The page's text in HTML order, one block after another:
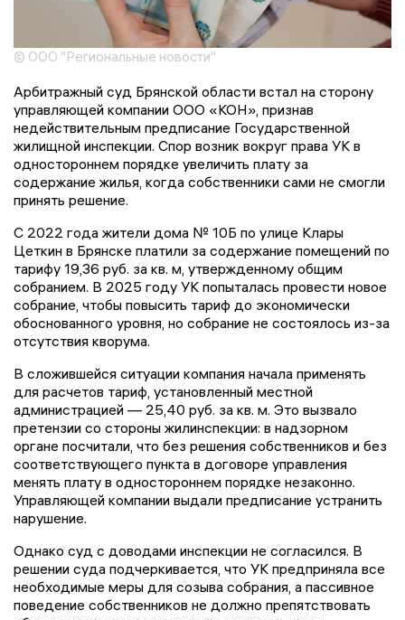
© ООО "Региональные новости"
Арбитражный суд Брянской области встал на сторону
управляющей компании ООО «КОН», признав
недействительным предписание Государственной
жилищной инспекции. Спор возник вокруг права УК в
одностороннем порядке увеличить плату за
содержание жилья, когда собственники сами не смогли
принять решение.
С 2022 года жители дома № 10Б по улице Клары
Цеткин в Брянске платили за содержание помещений по
тарифу 19,36 руб. за кв. м, утвержденному общим
собранием. В 2025 году УК попыталась провести новое
собрание, чтобы повысить тариф до экономически
обоснованного уровня, но собрание не состоялось из-за
отсутствия кворума.
В сложившейся ситуации компания начала применять
для расчетов тариф, установленный местной
администрацией — 25,40 руб. за кв. м. Это вызвало
претензии со стороны жилинспекции: в надзорном
органе посчитали, что без решения собственников и без
соответствующего пункта в договоре управления
менять плату в одностороннем порядке незаконно.
Управляющей компании выдали предписание устранить
нарушение.
Однако суд с доводами инспекции не согласился. В
решении суда подчеркивается, что УК предприняла все
необходимые меры для созыва собрания, а пассивное
поведение собственников не должно препятствовать